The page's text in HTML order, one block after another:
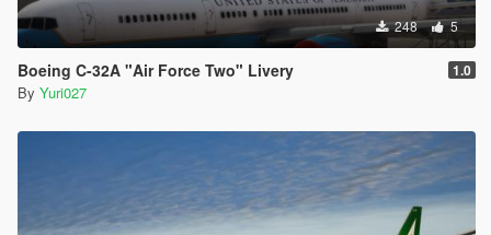
248 5
Boeing C-32A "Air Force Two" Livery 1.0
By Yuri027